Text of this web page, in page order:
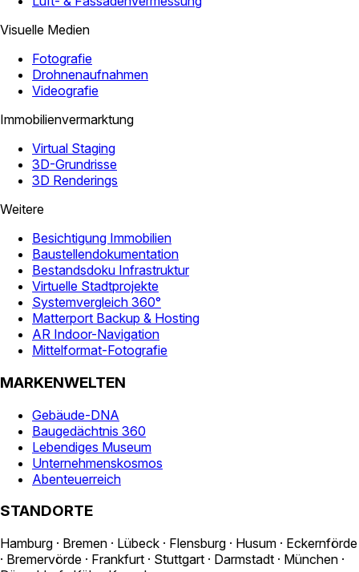
Visuelle Medien
Fotografie
Drohnenaufnahmen
Videografie
Immobilienvermarktung
Virtual Staging
3D-Grundrisse
3D Renderings
Weitere
Besichtigung Immobilien
Baustellendokumentation
Bestandsdoku Infrastruktur
Virtuelle Stadtprojekte
Systemvergleich 360°
Matterport Backup & Hosting
AR Indoor-Navigation
Mittelformat-Fotografie
MARKENWELTEN
Gebäude-DNA
Baugedächtnis 360
Lebendiges Museum
Unternehmenskosmos
Abenteuerreich
STANDORTE
Hamburg · Bremen · Lübeck · Flensburg · Husum · Eckernförde
· Bremervörde · Frankfurt · Stuttgart · Darmstadt · München ·